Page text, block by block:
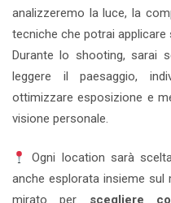
analizzeremo la luce, la
tecniche che potrai applicare
Durante lo shooting, sarai
leggere il paesaggio,
ottimizzare esposizione e
visione personale.
Ogni location sarà
anche esplorata insieme
mirato per scegliere